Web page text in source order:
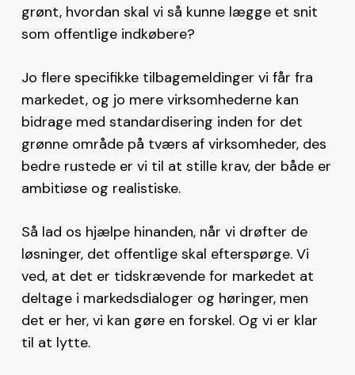
grønt, hvordan skal vi så kunne lægge et snit
som offentlige indkøbere?
Jo flere specifikke tilbagemeldinger vi får fra
markedet, og jo mere virksomhederne kan
bidrage med standardisering inden for det
grønne område på tværs af virksomheder, des
bedre rustede er vi til at stille krav, der både er
ambitiøse og realistiske.
Så lad os hjælpe hinanden, når vi drøfter de
løsninger, det offentlige skal efterspørge. Vi
ved, at det er tidskrævende for markedet at
deltage i markedsdialoger og høringer, men
det er her, vi kan gøre en forskel. Og vi er klar
til at lytte.